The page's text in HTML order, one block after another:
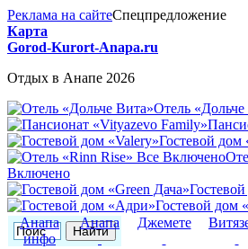
Реклама на сайтеСпецпредложение
Карта
Gorod-Kurort-Anapa.ru
Отдых в Анапе 2026
Отель «Дольче
Гостевой дом
Включено
Гостевой дом
Анапа
инфо
Анапа Джемете